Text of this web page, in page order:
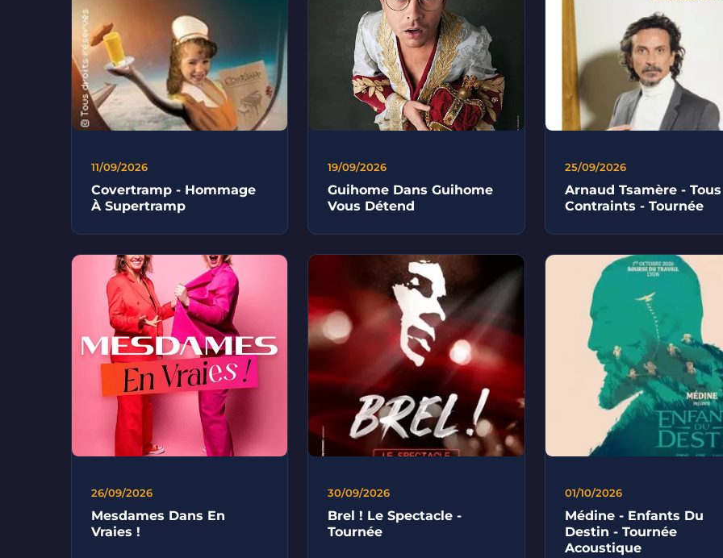
11/09/2026
Covertramp - Hommage
À Supertramp
19/09/2026
Guihome Dans Guihome
Vous Détend
25/09/2026
Arnaud Tsamère - Tous
Contraints - Tournée
26/09/2026
Mesdames Dans En
Vraies !
30/09/2026
Brel ! Le Spectacle -
Tournée
01/10/2026
Médine - Enfants Du
Destin - Tournée
Acoustique